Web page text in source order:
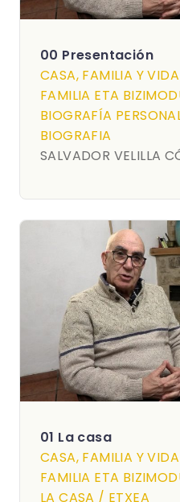
00 Presentación
CASA, FAMILIA Y
FAMILIA ETA
BIOGRAFÍA
BIOGRAFIA
SALVADOR VELILLA
01 La casa
CASA, FAMILIA Y
FAMILIA ETA
LA CASA / ETXEA